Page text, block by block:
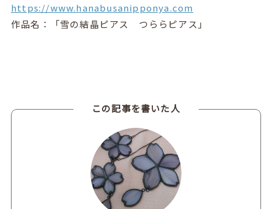
https://www.hanabusanipponya.com
作品名：「雪の結晶ピアス つららピアス 」
この記事を書いた人